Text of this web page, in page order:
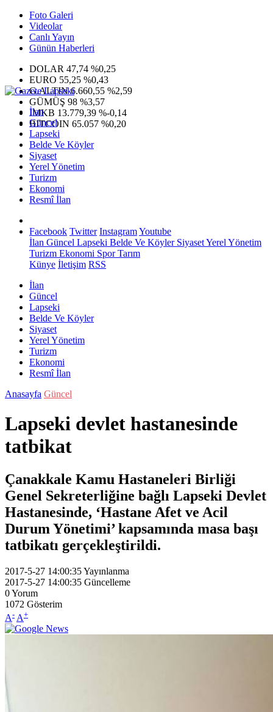
Foto Galeri
Videolar
Canlı Yayın
Günün Haberleri
DOLAR 47,74 %0,25
EURO 55,25 %0,43
G.ALTIN6.660,55 %2,59
GÜMÜŞ 98 %3,57
IMKB 13.779,39 %-0,14
BITCOIN 65.057 %0,20
İlan
Güncel
Lapseki
Belde Ve Köyler
Siyaset
Yerel Yönetim
Turizm
Ekonomi
Resmî İlan
Facebook Twitter InstagramYoutube
İlan Güncel Lapseki Belde Ve KöylerSiyasetYerel Yönetim
Turizm Ekonomi SporTarım
Künye İletişim RSS
İlan
Güncel
Lapseki
Belde Ve Köyler
Siyaset
Yerel Yönetim
Turizm
Ekonomi
Resmî İlan
Anasayfa Güncel
Lapseki devlet hastanesinde
tatbikat
Çanakkale Kamu Hastaneleri Birliği
Genel Sekreterliğine bağlı Lapseki Devlet
Hastanesinde, ‘Hastane Afet ve Acil
Durum Yönetimi’ kapsamında masa başı
tatbikatı gerçekleştirildi.
2017-5-27 14:00:35Yayınlanma
2017-5-27 14:00:35 Güncelleme
0Yorum
1072 Gösterim
A- A+